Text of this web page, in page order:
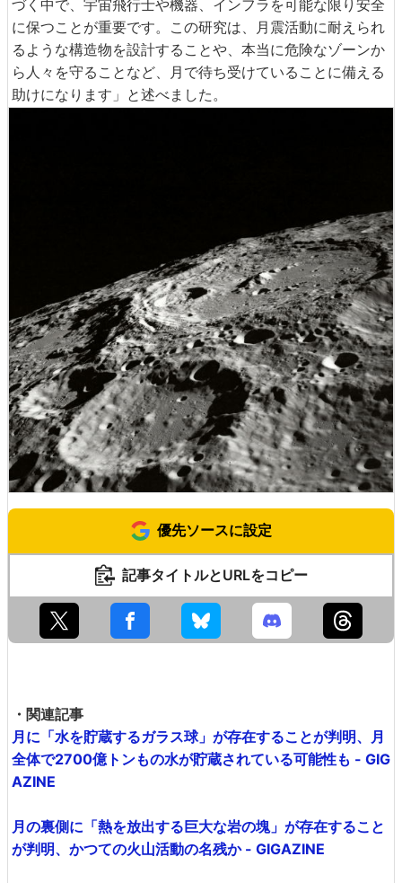
づく中で、宇宙飛行士や機器、インフラを可能な限り安全
に保つことが重要です。この研究は、月震活動に耐えられ
るような構造物を設計することや、本当に危険なゾーンか
ら人々を守ることなど、月で待ち受けていることに備える
助けになります」と述べました。
優先ソースに設定
記事タイトルとURLをコピー
・関連記事
月に「水を貯蔵するガラス球」が存在することが判明、月
全体で2700億トンもの水が貯蔵されている可能性も - GIG
AZINE
月の裏側に「熱を放出する巨大な岩の塊」が存在すること
が判明、かつての火山活動の名残か - GIGAZINE